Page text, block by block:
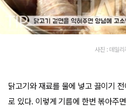
사진 : 데일리
닭고기와 재료를 물에 넣고 끓이기
로 있다. 이렇게 기름에 한번 볶아주